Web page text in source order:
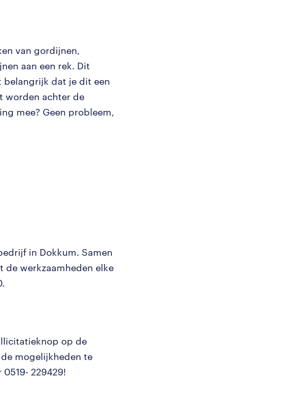
van gordijnen,
aan een rek. Dit
belangrijk dat je dit een
worden achter de
mee? Geen probleem,
in Dokkum. Samen
werkzaamheden elke
op de
mogelijkheden te
229429!